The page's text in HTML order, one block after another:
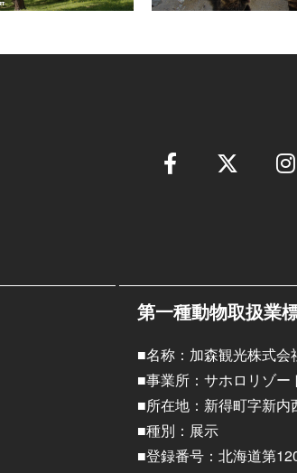
第一種動物取扱業
■名称：加森観光株式会
■事業所：サホロリゾー
■所在地：新得町字新内
■種別：展示
■登録番号：北海道第